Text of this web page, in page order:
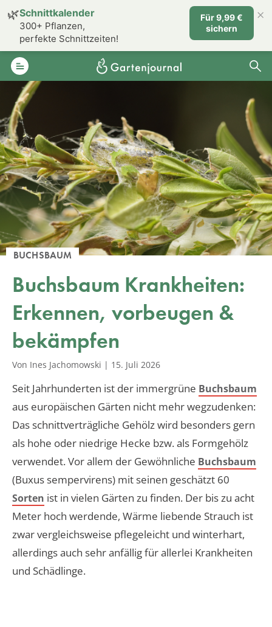
BUCHSBAUM
Buchsbaum Krankheiten:
Erkennen, vorbeugen &
bekämpfen
Von Ines Jachomowski | 15. Juli 2026
Seit Jahrhunderten ist der immergrüne Buchsbaum
aus europäischen Gärten nicht mehr wegzudenken:
Das schnittverträgliche Gehölz wird besonders gern
als hohe oder niedrige Hecke bzw. als Formgehölz
verwendet. Vor allem der Gewöhnliche Buchsbaum
(Buxus sempervirens) mit seinen geschätzt 60
Sorten ist in vielen Gärten zu finden. Der bis zu acht
Meter hoch werdende, Wärme liebende Strauch ist
zwar vergleichsweise pflegeleicht und winterhart,
allerdings auch sehr anfällig für allerlei Krankheiten
und Schädlinge.
🌿Schnittkalender
300+ Pflanzen,
perfekte Schnittzeiten!
Für 9,99 €
sichern
×